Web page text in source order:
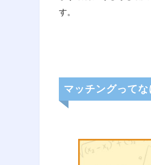
活動である。そ
す。
マッチングってな